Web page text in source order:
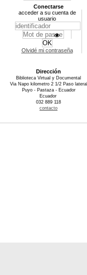
Conectarse
acceder a su cuenta de
usuario
Olvidé mi contraseña
Dirección
Biblioteca Virtual y Documental
Via Napo kilometro 2 1/2 Paso lateral
Puyo - Pastaza - Ecuador
Ecuador
032 889 118
contacto